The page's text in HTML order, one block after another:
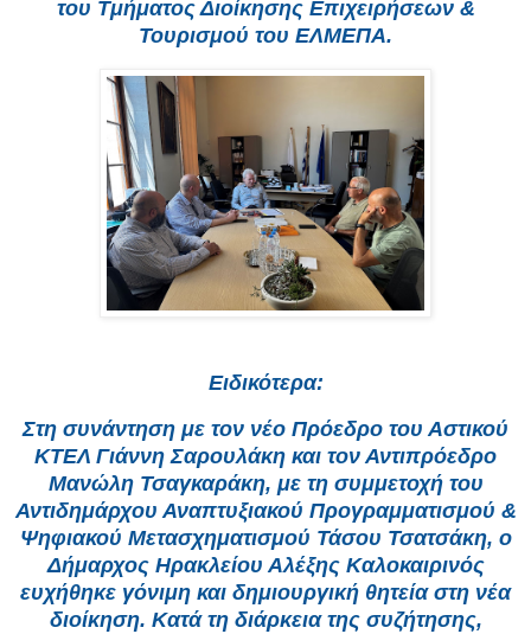
του Τμήματος Διοίκησης Επιχειρήσεων &
Τουρισμού του ΕΛΜΕΠΑ.
Ειδικότερα:
Στη συνάντηση με τον νέο Πρόεδρο του Αστικού
ΚΤΕΛ Γιάννη Σαρουλάκη και τον Αντιπρόεδρο
Μανώλη Τσαγκαράκη, με τη συμμετοχή του
Αντιδημάρχου Αναπτυξιακού Προγραμματισμού &
Ψηφιακού Μετασχηματισμού Τάσου Τσατσάκη, ο
Δήμαρχος Ηρακλείου Αλέξης Καλοκαιρινός
ευχήθηκε γόνιμη και δημιουργική θητεία στη νέα
διοίκηση. Κατά τη διάρκεια της συζήτησης,